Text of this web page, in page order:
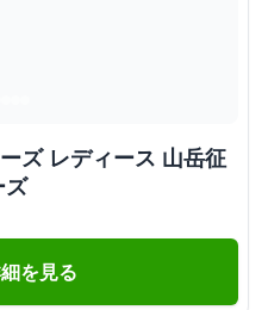
ズ レディース 山岳征
ズ
を見る